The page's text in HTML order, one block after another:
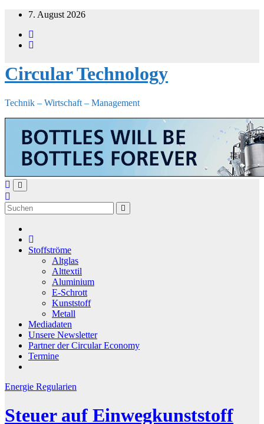
Zum
springen
7. August 2026
Circular Technology
Technik – Wirtschaft – Management
Stoffströme
Altglas
Alttextil
Aluminium
E-Schrott
Kunststoff
Metall
Mediadaten
Unsere Newsletter
Partner der Circular Economy
Termine
Energie Regularien
Steuer auf Einwegkunststoff